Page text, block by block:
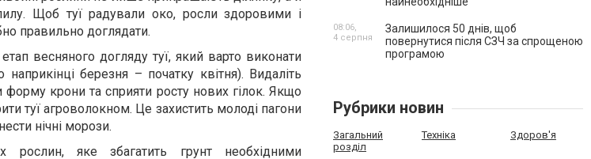
Щоб туї радували око, росли здоровими і
правильно доглядати.
весняного догляду туї, який варто виконати
березня – початку квітня). Видаліть
крони та сприяти росту нових гілок. Якщо
туї агроволокном. Це захистить молоді пагони
нічні морози.
яке збагатить грунт необхідними
Залишилося 50 днів, щоб
повернутися після СЗЧ за спрощеною
програмою
08:06,
4 серпня
Рубрики новин
Загальний
розділ
Техніка Здоров'я